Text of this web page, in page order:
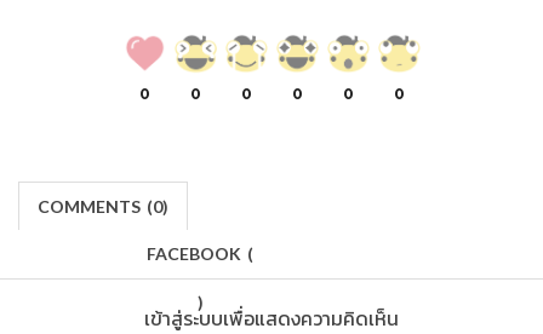
0 0 0 0 0 0
COMMENTS (0)
FACEBOOK (
)
เข้าสู่ระบบเพื่อแสดงความคิดเห็น